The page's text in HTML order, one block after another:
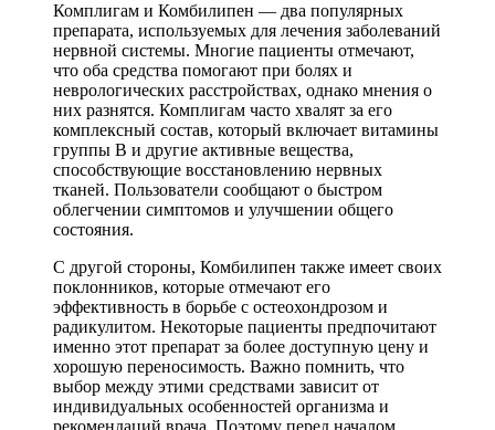
Комплигам и Комбилипен — два популярных
препарата, используемых для лечения заболеваний
нервной системы. Многие пациенты отмечают,
что оба средства помогают при болях и
неврологических расстройствах, однако мнения о
них разнятся. Комплигам часто хвалят за его
комплексный состав, который включает витамины
группы B и другие активные вещества,
способствующие восстановлению нервных
тканей. Пользователи сообщают о быстром
облегчении симптомов и улучшении общего
состояния.
С другой стороны, Комбилипен также имеет своих
поклонников, которые отмечают его
эффективность в борьбе с остеохондрозом и
радикулитом. Некоторые пациенты предпочитают
именно этот препарат за более доступную цену и
хорошую переносимость. Важно помнить, что
выбор между этими средствами зависит от
индивидуальных особенностей организма и